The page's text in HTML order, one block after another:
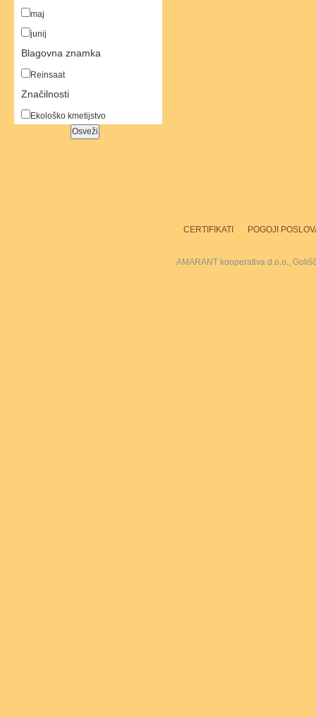
maj
junij
Blagovna znamka
Reinsaat
Značilnosti
Ekološko kmetijstvo
CERTIFIKATI POGOJI
AMARANT kooperativa d.o.o.,